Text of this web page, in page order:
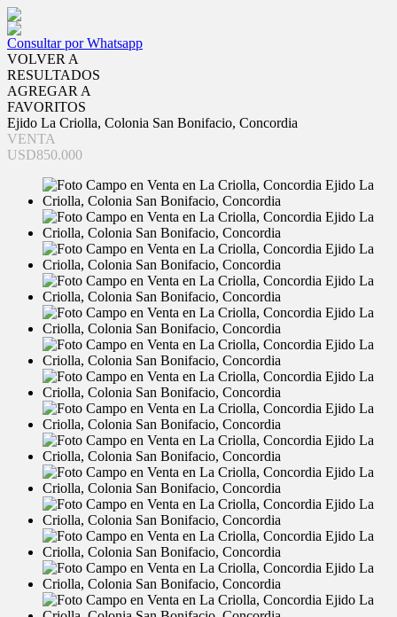
Consultar por Whatsapp
VOLVER A
RESULTADOS
AGREGAR A
FAVORITOS
Ejido La Criolla, Colonia San Bonifacio, Concordia
VENTA
USD850.000